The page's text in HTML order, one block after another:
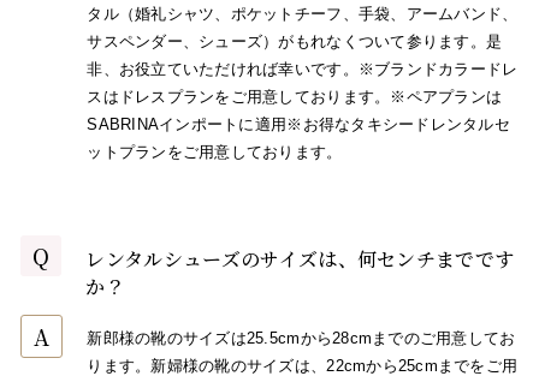
タル（婚礼シャツ、ポケットチーフ、手袋、アームバンド、
サスペンダー、シューズ）がもれなくついて参ります。是
非、お役立ていただければ幸いです。※ブランドカラードレ
スはドレスプランをご用意しております。※ペアプランは
SABRINAインポートに適用※お得なタキシードレンタルセ
ットプランをご用意しております。
Q
レンタルシューズのサイズは、何センチまでです
か？
A
新郎様の靴のサイズは25.5cmから28cmまでのご用意してお
ります。新婦様の靴のサイズは、22cmから25cmまでをご用